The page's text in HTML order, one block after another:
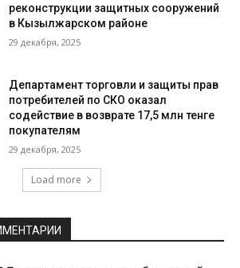
реконструкции защитных сооружений
в Кызылжарском районе
29 декабря, 2025
Департамент торговли и защиты прав
потребителей по СКО оказал
содействие в возврате 17,5 млн тенге
покупателям
29 декабря, 2025
Load more